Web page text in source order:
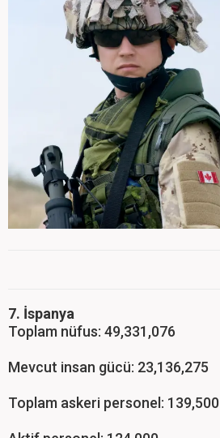
7. İspanya
Toplam nüfus: 49,331,076
Mevcut insan gücü: 23,136,275
Toplam askeri personel: 139,500